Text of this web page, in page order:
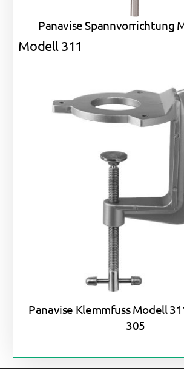
Panavise Spannvorrichtung
Modell 311
Panavise Klemmfuss Modell
305